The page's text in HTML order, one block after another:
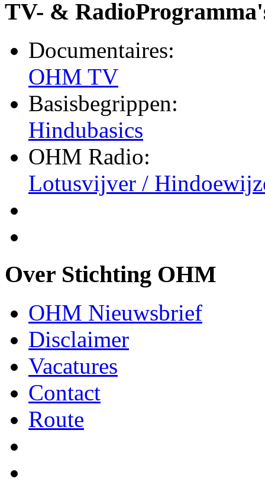
TV- &
Documentaires:
OHM TV
Basisbegrippen:
Hindubasics
OHM Radio:
Lotusvijver /
Over Stichting OHM
OHM Nieuwsbrief
Disclaimer
Vacatures
Contact
Route